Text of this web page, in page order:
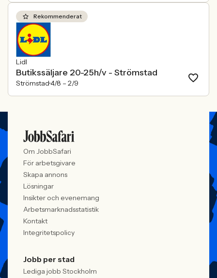
Rekommenderat
Lidl
Butikssäljare 20-25h/v - Strömstad
Strömstad4/8 – 2/9
Om JobbSafari
För arbetsgivare
Skapa annons
Lösningar
Insikter och evenemang
Arbetsmarknadsstatistik
Kontakt
Integritetspolicy
Jobb per stad
Lediga jobb Stockholm